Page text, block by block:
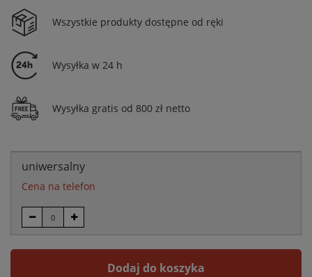
Wszystkie produkty dostępne od ręki
Wysyłka w 24 h
Wysyłka gratis od 800 zł netto
uniwersalny
Cena na telefon
Dodaj do koszyka